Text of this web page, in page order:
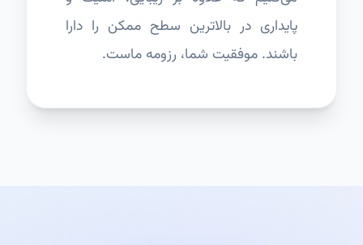
پایداری در بالاترین سطح ممکن را دارا
باشند. موفقیت شما، رزومه ماست.